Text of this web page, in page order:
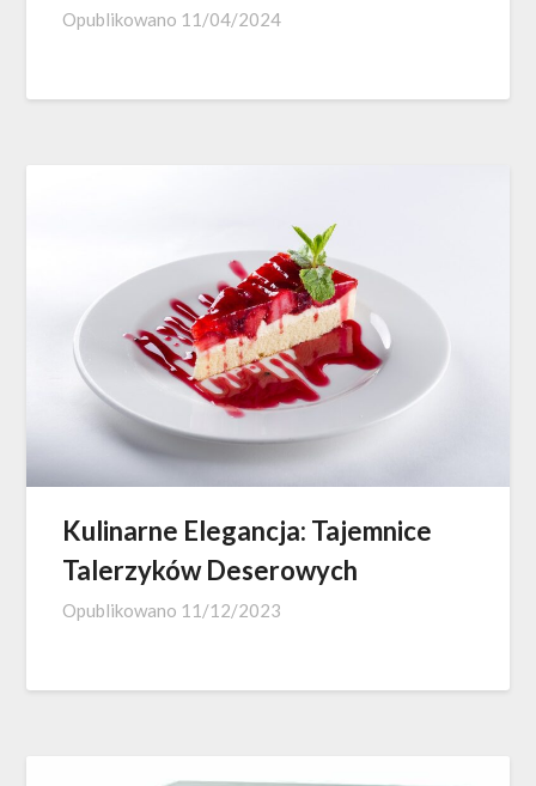
Opublikowano 11/04/2024
Kulinarne Elegancja: Tajemnice
Talerzyków Deserowych
Opublikowano 11/12/2023